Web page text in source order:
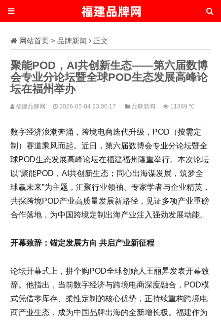
网站首页 > 品牌新闻 正文
聚能POD，AI共创新生态——第六届数博
会专业分论坛暨全球POD生态发展高峰论
坛在福州举办
福建品牌网 2026-05-04 23:00:17 品牌新闻 11369 ℃
数字经济浪潮奔涌，跨境电商迭代升级，POD（按需定
制）赛道乘风而起。近日，第六届数博会专业分论坛暨全
球POD生态发展高峰论坛在福建福州隆重举行。本次论坛
以“聚能POD，AI共创新生态；同心出海谋发展，筑梦全
球赢未来”为主题，汇聚行业领袖、专家学者与企业精英，
共探跨境POD产业高质量发展新路径，见证多项产业重磅
合作落地，为中国跨境定制出海产业注入强劲发展动能。
开幕致辞：锚定发展方向 共启产业新征程
论坛开幕式上，拼个购POD全球创始人王丽昇发表开幕致
辞。他指出，当前数字经济与跨境电商深度融合，POD模
式凭借零库存、柔性定制的核心优势，正持续重构跨境电
商产业生态，成为中国品牌出海的全新增长极。福建作为